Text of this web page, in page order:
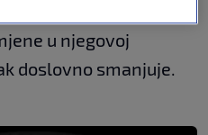
u njegovoj
doslovno smanjuje.